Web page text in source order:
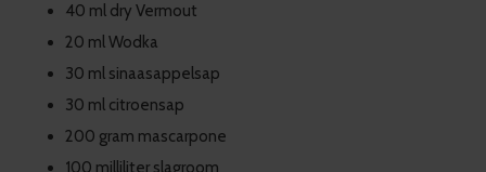
40 ml dry Vermout
20 ml Wodka
30 ml sinaasappelsap
30 ml citroensap
200 gram mascarpone
100 milliliter slagroom